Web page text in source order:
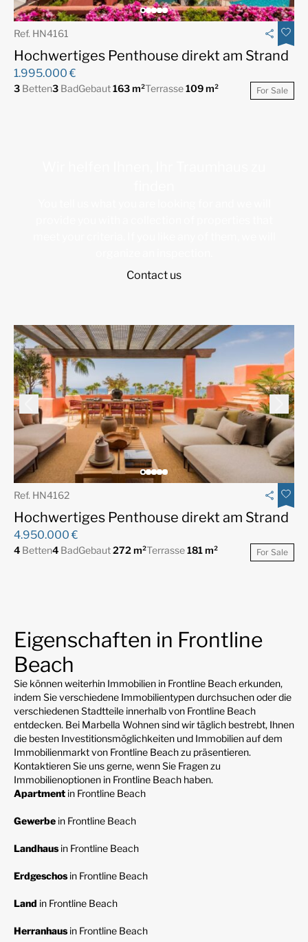
Ref. HN4161
Hochwertiges Penthouse direkt am Strand
1.995.000 €
3 Betten3 BadGebaut163 m²Terrasse109 m² For Sale
Contact us
Ref. HN4162
Hochwertiges Penthouse direkt am Strand
4.950.000 €
4 Betten4 BadGebaut272 m²Terrasse181 m² For Sale
Eigenschaften in Frontline
Beach
Sie können weiterhin Immobilien in Frontline Beach erkunden,
indem Sie verschiedene Immobilientypen durchsuchen oder die
verschiedenen Stadtteile innerhalb von Frontline Beach
entdecken. Bei Marbella Wohnen sind wir täglich bestrebt, Ihnen
die besten Investitionsmöglichkeiten und Immobilien auf dem
Immobilienmarkt von Frontline Beach zu präsentieren.
Kontaktieren Sie uns gerne, wenn Sie Fragen zu
Immobilienoptionen in Frontline Beach haben.
Apartment in Frontline Beach
Gewerbe in Frontline Beach
Landhausin Frontline Beach
Erdgeschosin Frontline Beach
Land in Frontline Beach
Herranhausin Frontline Beach